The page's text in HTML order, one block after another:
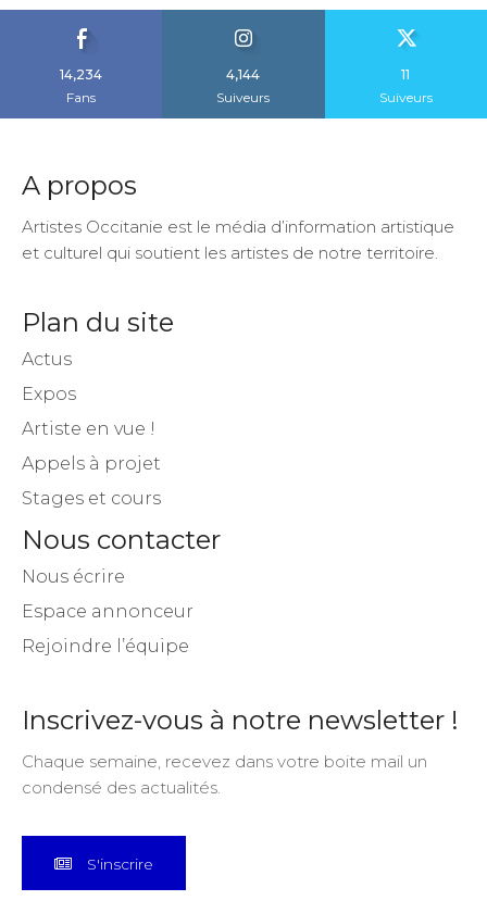
14,234
Fans
4,144
Suiveurs
11
Suiveurs
A propos
Artistes Occitanie est le média d’information artistique
et culturel qui soutient les artistes de notre territoire.
Plan du site
Actus
Expos
Artiste en vue !
Appels à projet
Stages et cours
Nous contacter
Nous écrire
Espace annonceur
Rejoindre l’équipe
Inscrivez-vous à notre newsletter !
Chaque semaine, recevez dans votre boite mail un
condensé des actualités.
S'inscrire